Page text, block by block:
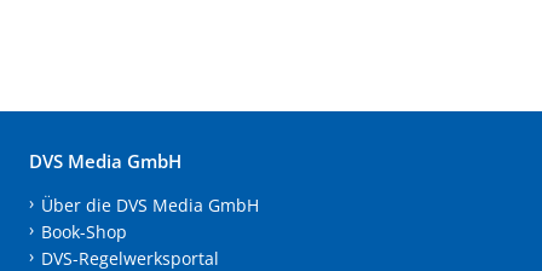
DVS Media GmbH
Über die DVS Media GmbH
Book-Shop
DVS-Regelwerksportal